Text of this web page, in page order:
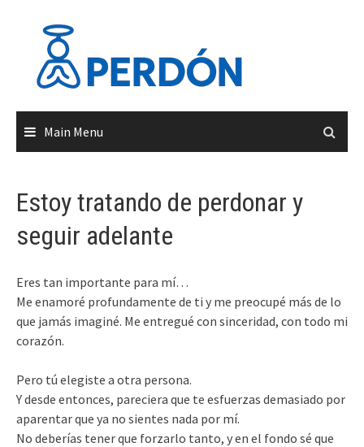
Main Menu
Estoy tratando de perdonar y
seguir adelante
Eres tan importante para mí…
Me enamoré profundamente de ti y me preocupé más de lo
que jamás imaginé. Me entregué con sinceridad, con todo mi
corazón.
Pero tú elegiste a otra persona.
Y desde entonces, pareciera que te esfuerzas demasiado por
aparentar que ya no sientes nada por mí.
No deberías tener que forzarlo tanto, y en el fondo sé que